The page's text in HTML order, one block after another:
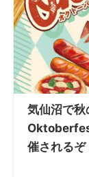
気仙沼で
催されるぞ